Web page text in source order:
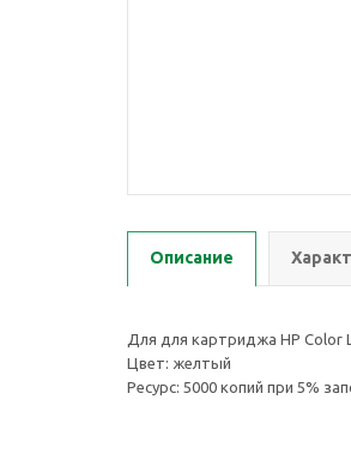
Описание
Для для картриджа HP Color
Цвет: желтый
Ресурс: 5000 копий при 5%